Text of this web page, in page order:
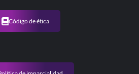
Código de ética